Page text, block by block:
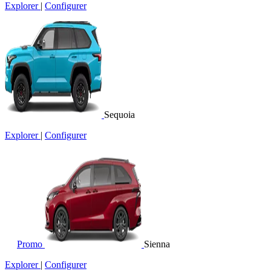
Explorer | Configurer
Sequoia
Explorer | Configurer
Promo
Sienna
Explorer | Configurer